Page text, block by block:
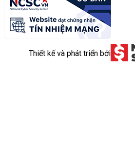
Thiết kế và phát triển bởi